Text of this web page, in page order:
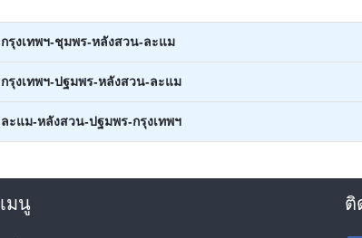
กรุงเทพฯ-ชุมพร-หลังสวน-ละแม
กรุงเทพฯ-ปฐมพร-หลังสวน-ละแม
ละแม-หลังสวน-ปฐมพร-กรุงเทพฯ
เมนู ติ